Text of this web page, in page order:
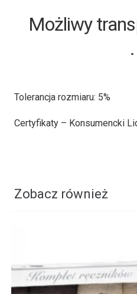
Możliwy
.
Tolerancja rozmiaru: 5%
Certyfikaty – Konsumencki
Zobacz również